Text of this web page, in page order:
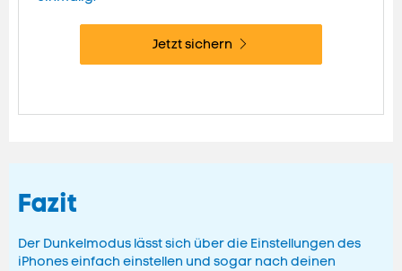
Jetzt sichern
Fazit
Der Dunkelmodus lässt sich über die Einstellungen des
iPhones einfach einstellen und sogar nach deinen